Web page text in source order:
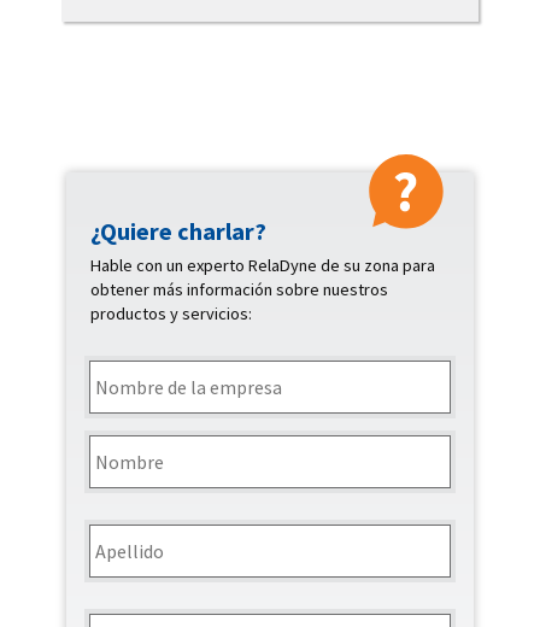
¿Quiere charlar?
Hable con un experto RelaDyne de su zona para
obtener más información sobre nuestros
productos y servicios:
Nombre
de
la
empresa *
Nombre * Nombre
Apellidos
Dirección
Código
Contacte